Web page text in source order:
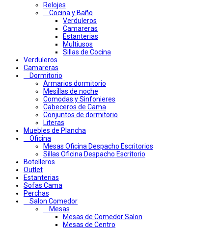
Relojes
Cocina y Baño
Verduleros
Camareras
Estanterias
Multiusos
Sillas de Cocina
Verduleros
Camareras
Dormitorio
Armarios dormitorio
Mesillas de noche
Comodas y Sinfonieres
Cabeceros de Cama
Conjuntos de dormitorio
Literas
Muebles de Plancha
Oficina
Mesas Oficina Despacho Escritorios
Sillas Oficina Despacho Escritorio
Botelleros
Outlet
Estanterias
Sofas Cama
Perchas
Salon Comedor
Mesas
Mesas de Comedor Salon
Mesas de Centro